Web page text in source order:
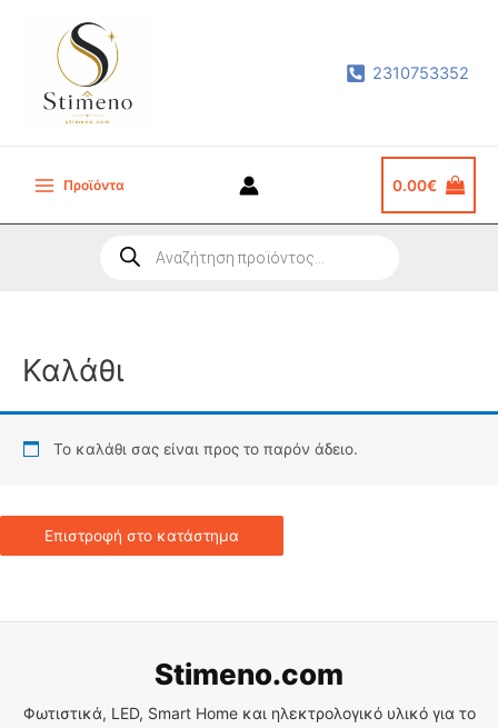
περιεχόμενο
2310753352
Main
Προϊόντα 0.00€
search
Καλάθι
Το καλάθι σας είναι προς το παρόν άδειο.
Επιστροφή στο κατάστημα
Stimeno.com
Φωτιστικά, LED, Smart Home και ηλεκτρολογικό υλικό για το